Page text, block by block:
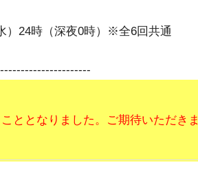
）24時（深夜0時）※全6回共通
ととなりました。ご期待いただきま